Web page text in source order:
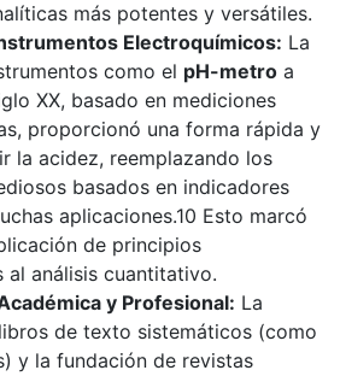
más potentes y versátiles.
Electroquímicos: La
como el pH-metro a
XX, basado en mediciones
proporcionó una forma rápida y
la acidez, reemplazando los
basados en indicadores
aplicaciones.10 Esto marcó
de principios
al análisis cuantitativo.
y Profesional: La
de texto sistemáticos (como
y la fundación de revistas